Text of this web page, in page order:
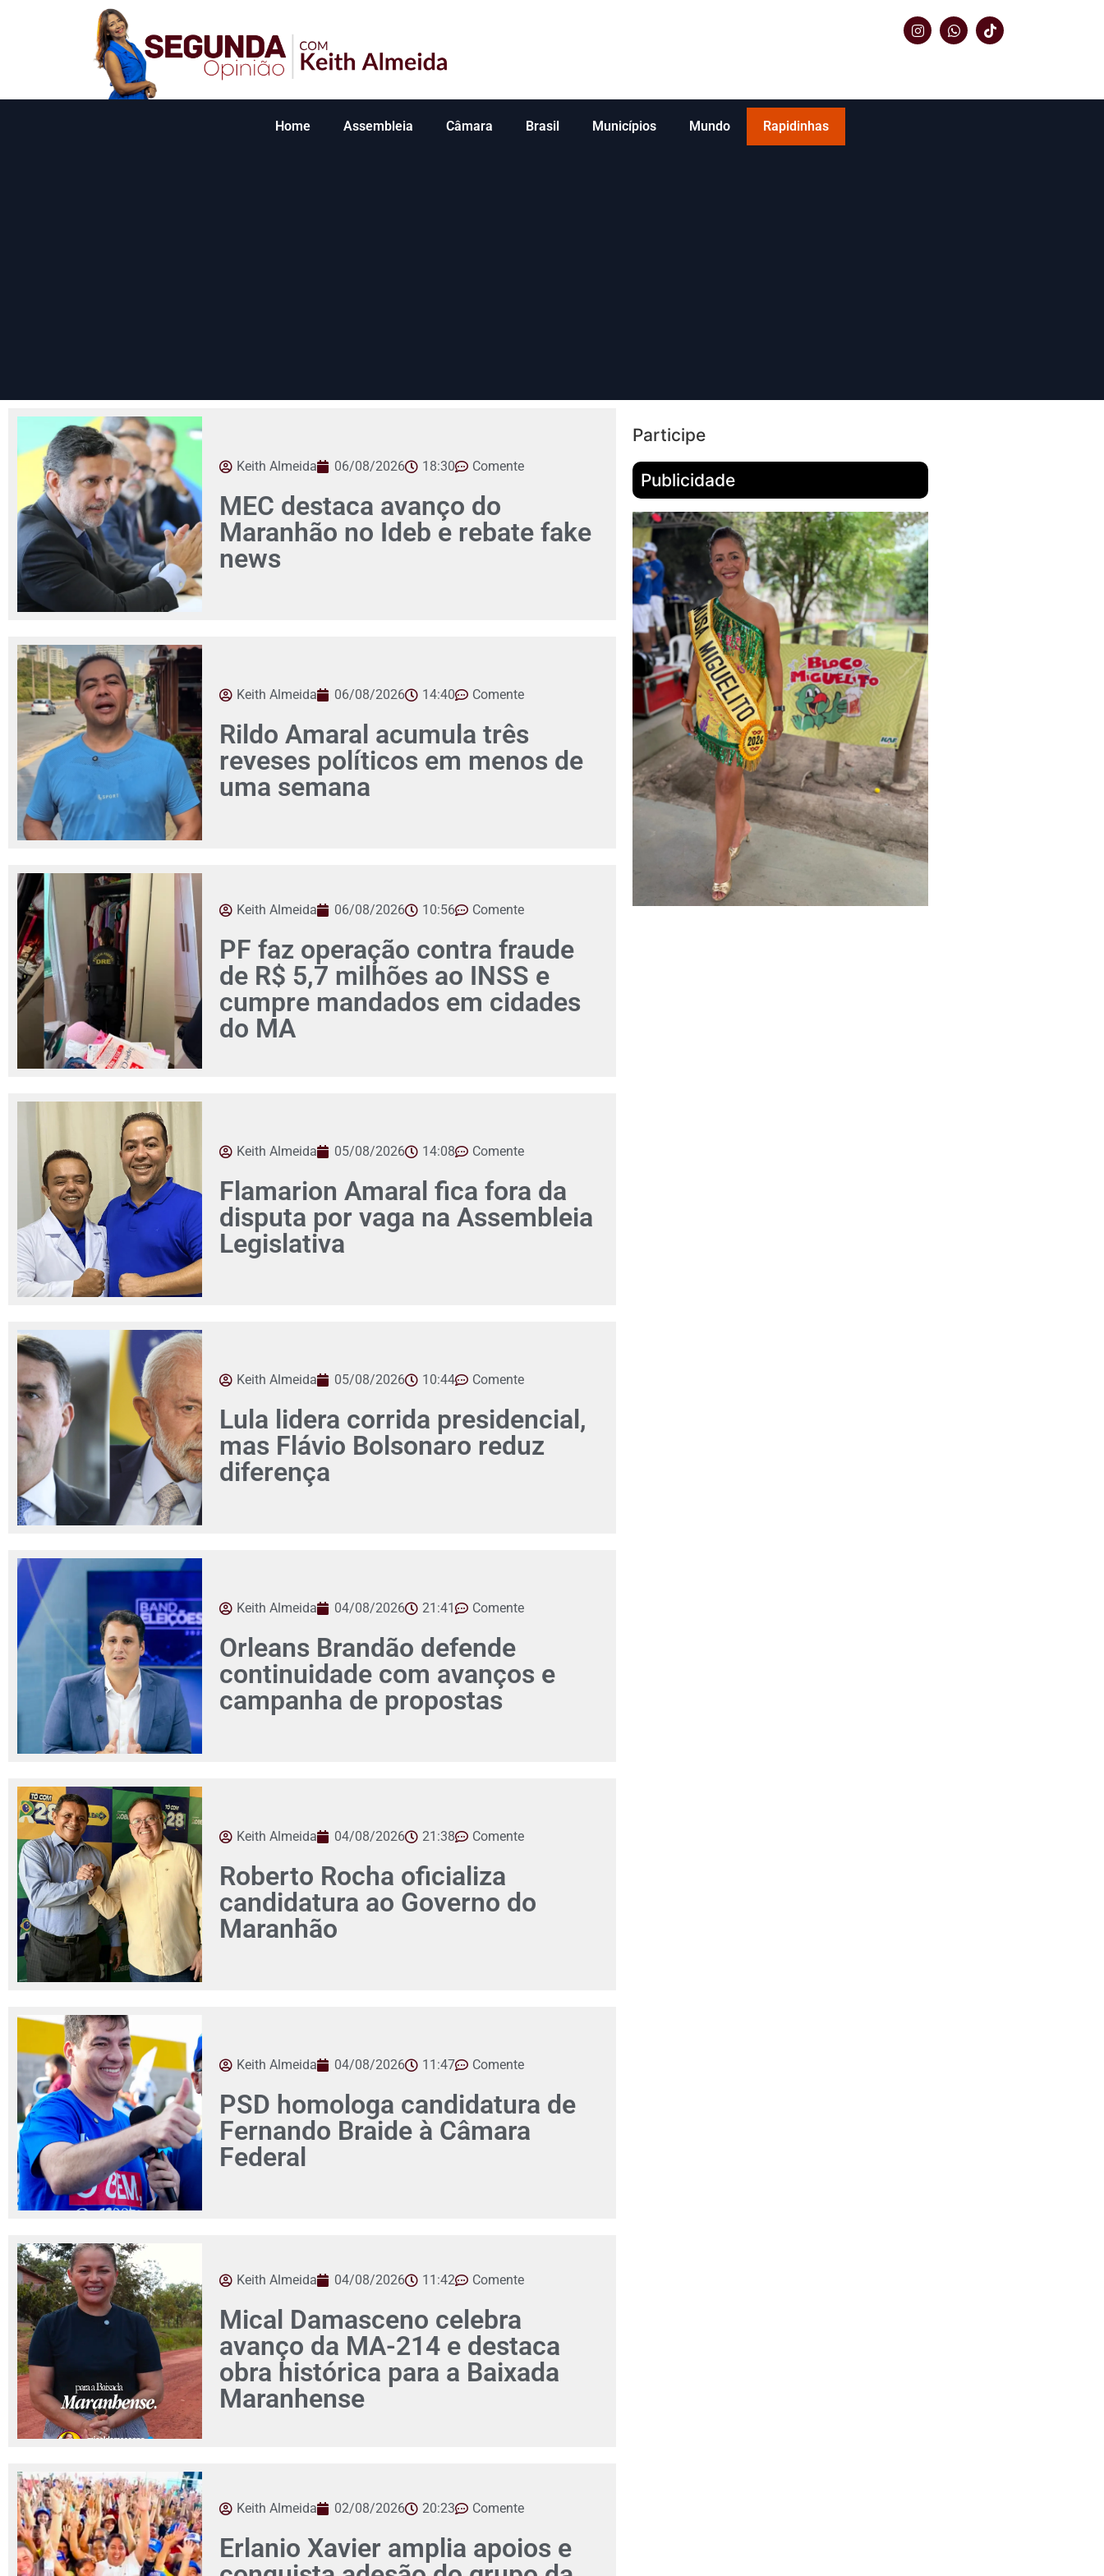
Home Assembleia Câmara Brasil Municípios Mundo Rapidinhas
Keith Almeida 06/08/2026 18:30 Comente
MEC destaca avanço do
Maranhão no Ideb e rebate fake
news
Keith Almeida 06/08/2026 14:40 Comente
Rildo Amaral acumula três
reveses políticos em menos de
uma semana
Keith Almeida 06/08/2026 10:56 Comente
PF faz operação contra fraude
de R$ 5,7 milhões ao INSS e
cumpre mandados em cidades
do MA
Keith Almeida 05/08/2026 14:08 Comente
Flamarion Amaral fica fora da
disputa por vaga na Assembleia
Legislativa
Keith Almeida 05/08/2026 10:44 Comente
Lula lidera corrida presidencial,
mas Flávio Bolsonaro reduz
diferença
Keith Almeida 04/08/2026 21:41 Comente
Orleans Brandão defende
continuidade com avanços e
campanha de propostas
Keith Almeida 04/08/2026 21:38 Comente
Roberto Rocha oficializa
candidatura ao Governo do
Maranhão
Keith Almeida 04/08/2026 11:47 Comente
PSD homologa candidatura de
Fernando Braide à Câmara
Federal
Keith Almeida 04/08/2026 11:42 Comente
Mical Damasceno celebra
avanço da MA-214 e destaca
obra histórica para a Baixada
Maranhense
Keith Almeida 02/08/2026 20:23 Comente
Erlanio Xavier amplia apoios e
Participe
Publicidade